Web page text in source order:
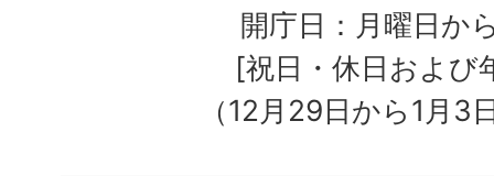
開庁日：月曜日か
[祝日・休日および
（12月29日から1月3